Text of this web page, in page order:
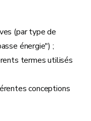
(par type de
énergie") ;
termes utilisés
conceptions